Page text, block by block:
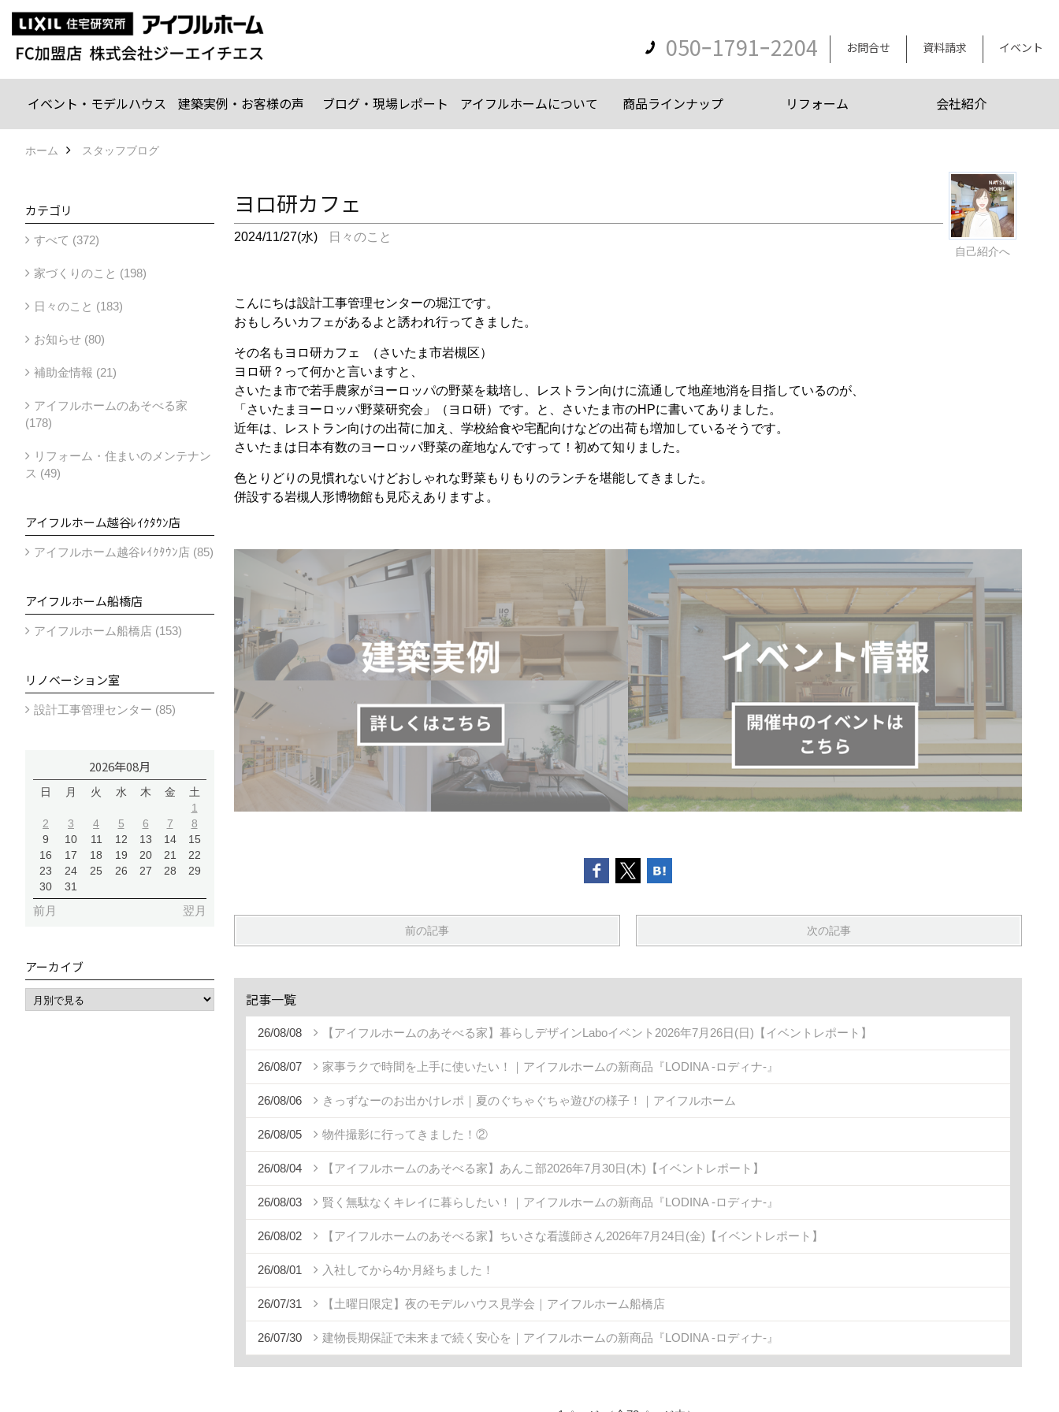
050ｰ1791ｰ2204 お問合せ 資料請求 イベント
イベント・モデルハウス 建築実例・お客様の声 ブログ・現場レポート アイフルホームについて 商品ラインナップ リフォーム 会社紹介
ホーム スタッフブログ
自己紹介へ
ヨロ研カフェ
2024/11/27(水) 日々のこと
こんにちは設計工事管理センターの堀江です。
おもしろいカフェがあるよと誘われ行ってきました。
その名もヨロ研カフェ （さいたま市岩槻区）
ヨロ研？って何かと言いますと、
さいたま市で若手農家がヨーロッパの野菜を栽培し、レストラン向けに流通して地産地消を目指しているのが、
「さいたまヨーロッパ野菜研究会」（ヨロ研）です。と、さいたま市のHPに書いてありました。
近年は、レストラン向けの出荷に加え、学校給食や宅配向けなどの出荷も増加しているそうです。
さいたまは日本有数のヨーロッパ野菜の産地なんですって！初めて知りました。
色とりどりの見慣れないけどおしゃれな野菜もりもりのランチを堪能してきました。
併設する岩槻人形博物館も見応えありますよ。
前の記事 次の記事
記事一覧
26/08/08 【アイフルホームのあそべる家】暮らしデザインLaboイベント2026年7月26日(日)【イベントレポート】
26/08/07 家事ラクで時間を上手に使いたい！｜アイフルホームの新商品『LODINA -ロディナ-』
26/08/06 きっずなーのお出かけレポ｜夏のぐちゃぐちゃ遊びの様子！｜アイフルホーム
26/08/05 物件撮影に行ってきました！②
26/08/04 【アイフルホームのあそべる家】あんこ部2026年7月30日(木)【イベントレポート】
26/08/03 賢く無駄なくキレイに暮らしたい！｜アイフルホームの新商品『LODINA -ロディナ-』
26/08/02 【アイフルホームのあそべる家】ちいさな看護師さん2026年7月24日(金)【イベントレポート】
26/08/01 入社してから4か月経ちました！
26/07/31 【土曜日限定】夜のモデルハウス見学会｜アイフルホーム船橋店
26/07/30 建物長期保証で未来まで続く安心を｜アイフルホームの新商品『LODINA -ロディナ-』
カテゴリ
すべて (372)
家づくりのこと (198)
日々のこと (183)
お知らせ (80)
補助金情報 (21)
アイフルホームのあそべる家
(178)
リフォーム・住まいのメンテナン
ス (49)
アイフルホーム越谷ﾚｲｸﾀｳﾝ店
アイフルホーム越谷ﾚｲｸﾀｳﾝ店 (85)
アイフルホーム船橋店
アイフルホーム船橋店 (153)
リノベーション室
設計工事管理センター (85)
2026年08月
日 月 火 水 木 金
土
1
2
3 4 5 6 7
8
9
10 11 12 13 14
15
16
17 18 19 20 21
22
23
24 25 26 27 28
29
30
31
前月 翌月
アーカイブ